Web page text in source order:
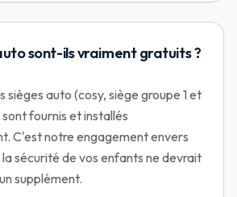
sont-ils vraiment gratuits ?
sièges auto (cosy, siège groupe 1 et
fournis et installés
C'est notre engagement envers
la sécurité de vos enfants ne devrait
supplément.